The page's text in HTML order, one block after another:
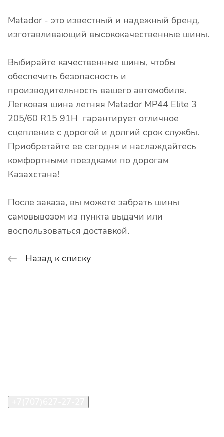
Matador - это известный и надежный бренд,
изготавливающий высококачественные шины.
Выбирайте качественные шины, чтобы
обеспечить безопасность и
производительность вашего автомобиля.
Легковая шина летняя Matador MP44 Elite 3
205/60 R15 91H гарантирует отличное
сцепление с дорогой и долгий срок службы.
Приобретайте ее сегодня и наслаждайтесь
комфортными поездками по дорогам
Казахстана!
После заказа, вы можете забрать шины
самовывозом из пункта выдачи или
воспользоваться доставкой.
Назад к списку